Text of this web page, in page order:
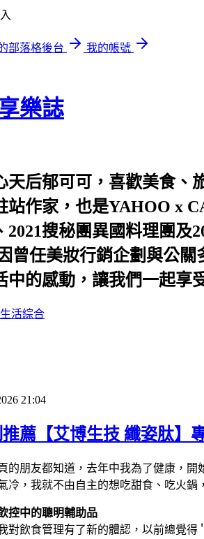
部落格後台
我的帳號
樂誌
天后郁可可，喜歡美食、
站作家，也是YAHOO x
2021搜秘團異國料理團
曾任美妝行銷企劃與公
中的感動，讓我們一起享
生活綜合
21:04
薦【艾博生技 纖姿肽】
的朋友都知道，去年中我為了健康，
冷，我就不由自主的想吃甜食、吃火鍋
控中的聰明輔助品
對飲食管理有了新的體認，以前總覺